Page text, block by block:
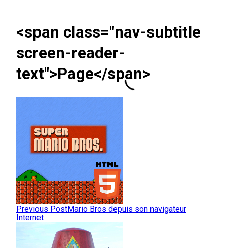
<span class="nav-subtitle
screen-reader-
text">Page</span>
Previous PostMario Bros depuis son navigateur
Internet